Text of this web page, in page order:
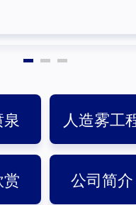
人造雾工
公司简介